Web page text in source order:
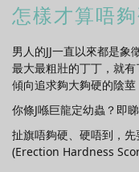
怎樣才算唔夠
男人的JJ一直以來都是
最大最粗壯的丁丁，就
傾向追求夠大夠硬的陰莖
你條J喺巨龍定幼蟲？即睇
扯旗唔夠硬、硬唔到，
(Erection Hardness